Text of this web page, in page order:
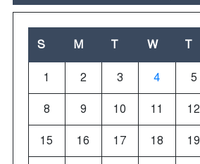
S M T W T
1 2 3 4 5
8 9 10 11 12
15 16 17 18 19